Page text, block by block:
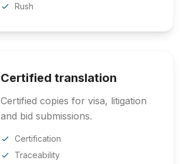
Rush
Certified translation
Certified copies for visa, litigation
and bid submissions.
Certification
Traceability